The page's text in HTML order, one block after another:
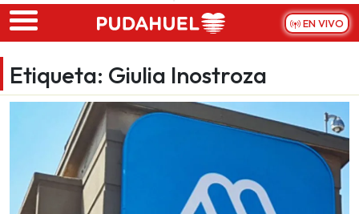
Skip to main content
EN VIVO
Etiqueta: Giulia Inostroza